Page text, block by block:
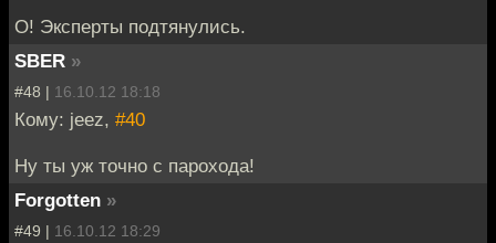
О! Эксперты подтянулись.
SBER »
#48 | 16.10.12 18:18
Кому: jeez, #40
Ну ты уж точно с парохода!
Forgotten »
#49 | 16.10.12 18:29